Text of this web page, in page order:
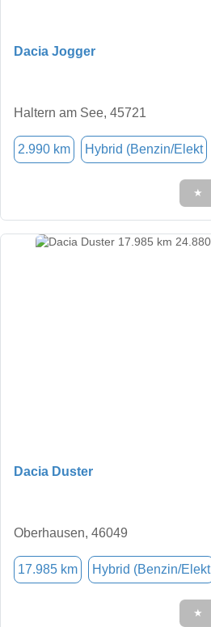
Dacia Jogger
Haltern am See, 45721
2.990 km Hybrid (Benzin/Elekt
★
Dacia Duster
Oberhausen, 46049
17.985 km Hybrid (Benzin/Elekt
★